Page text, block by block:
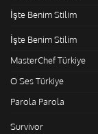
İşte Benim Stilim
İşte Benim Stilim
MasterChef Türkiye
O Ses Türkiye
Parola Parola
Survivor